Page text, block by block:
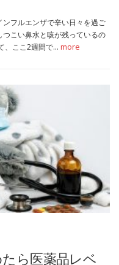
フルエンザで辛い日々を過ご
こい鼻水と咳が残っているの
、ここ2週間で… more
ら医薬品レベ